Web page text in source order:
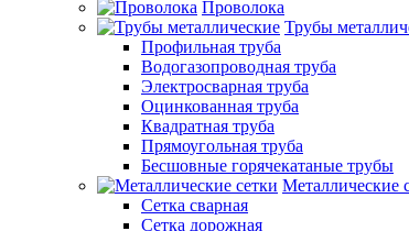
Проволока
Трубы
Профильная труба
Водогазопроводная труба
Электросварная труба
Оцинкованная труба
Квадратная труба
Прямоугольная труба
Бесшовные горячекатаные трубы
Металлические
Сетка сварная
Сетка дорожная